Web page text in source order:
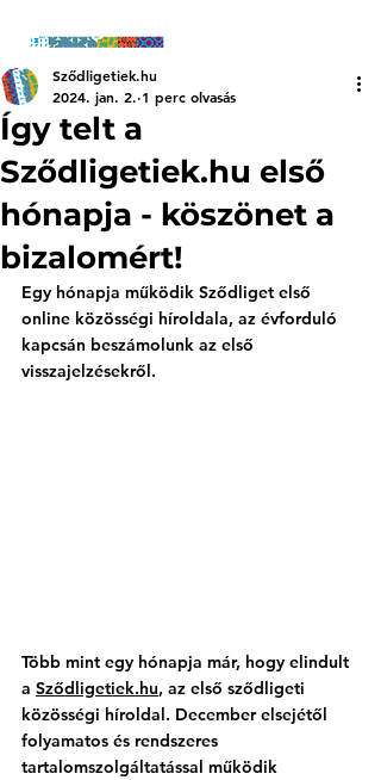
Így telt a
Sződligetiek.hu első
hónapja - köszönet a
bizalomért!
Sződligetiek.hu
2024. jan. 2. 1 perc olvasás
Egy hónapja működik Sződliget első
online közösségi híroldala, az évforduló
kapcsán beszámolunk az első
visszajelzésekről.
Több mint egy hónapja már, hogy elindult
a Sződligetiek.hu, az első sződligeti
közösségi híroldal. December elsejétől
folyamatos és rendszeres
tartalomszolgáltatással működik